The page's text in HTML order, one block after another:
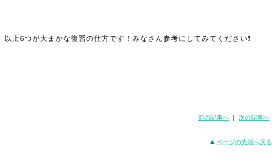
以上6つが大まかな復習の仕方です！みなさん参考にしてみてください❗️
前の記事へ 次の記事へ
ページの先頭へ戻る